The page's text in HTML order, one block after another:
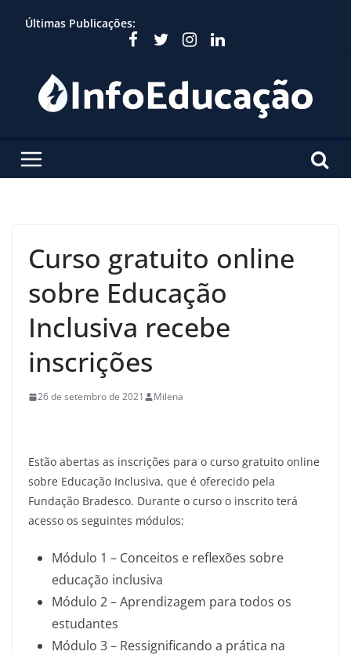
Últimas Publicações:
Curso gratuito online
sobre Educação
Inclusiva recebe
inscrições
26 de setembro de 2021 Milena
Estão abertas as inscrições para o curso gratuito online
sobre Educação Inclusiva, que é oferecido pela
Fundação Bradesco. Durante o curso o inscrito terá
acesso os seguintes módulos:
Módulo 1 – Conceitos e reflexões sobre
educação inclusiva
Módulo 2 – Aprendizagem para todos os
estudantes
Módulo 3 – Ressignificando a prática na